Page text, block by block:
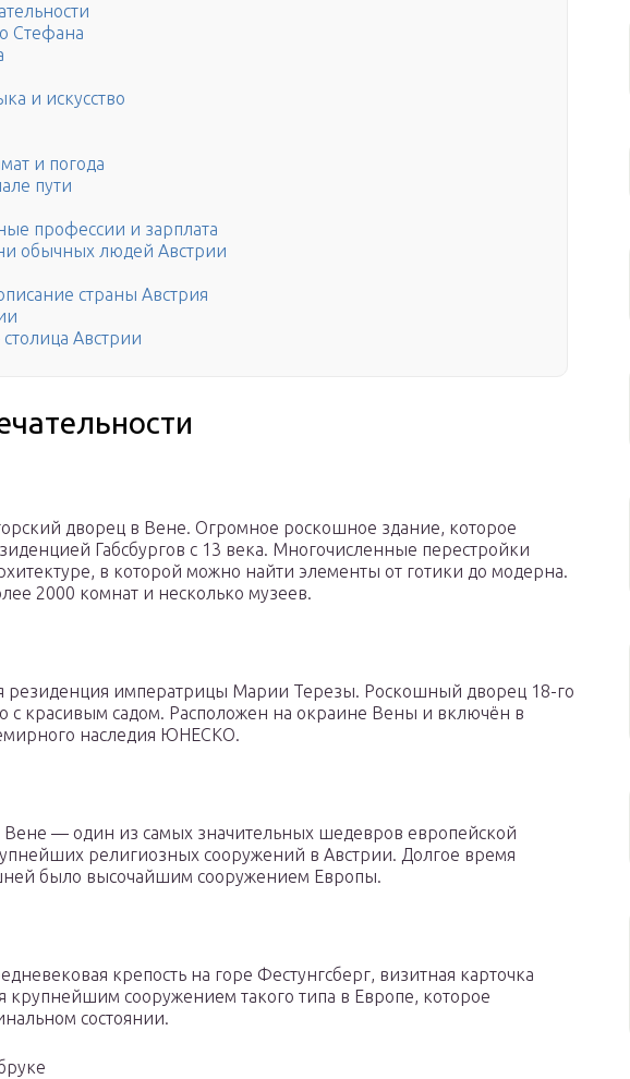
Стефана
и искусство
и погода
пути
профессии и зарплата
обычных людей Австрии
страны Австрия
Австрии
дворец в Вене. Огромное роскошное здание, которое
Габсбургов с 13 века. Многочисленные перестройки
в которой можно найти элементы от готики до модерна.
2000 комнат и несколько музеев.
императрицы Марии Терезы. Роскошный дворец 18-го
с красивым садом. Расположен на окраине Вены и включён в
наследия ЮНЕСКО.
Вене — один из самых значительных шедевров европейской
религиозных сооружений в Австрии. Долгое время
было высочайшим сооружением Европы.
крепость на горе Фестунгсберг, визитная карточка
крупнейшим сооружением такого типа в Европе, которое
состоянии.